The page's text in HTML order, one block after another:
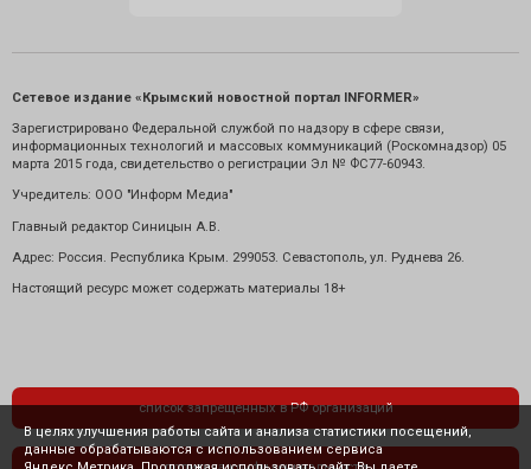
Сетевое издание «Крымский новостной портал INFORMER»
Зарегистрировано Федеральной службой по надзору в сфере связи,
информационных технологий и массовых коммуникаций (Роскомнадзор) 05
марта 2015 года, свидетельство о регистрации Эл № ФС77-60943.
Учредитель: ООО "Информ Медиа"
Главный редактор Синицын А.В.
Адрес: Россия. Республика Крым. 299053. Севастополь, ул. Руднева 26.
Настоящий ресурс может содержать материалы 18+
список запрещенных в РФ организаций
В целях улучшения работы сайта и анализа статистики посещений,
данные обрабатываются с использованием сервиса